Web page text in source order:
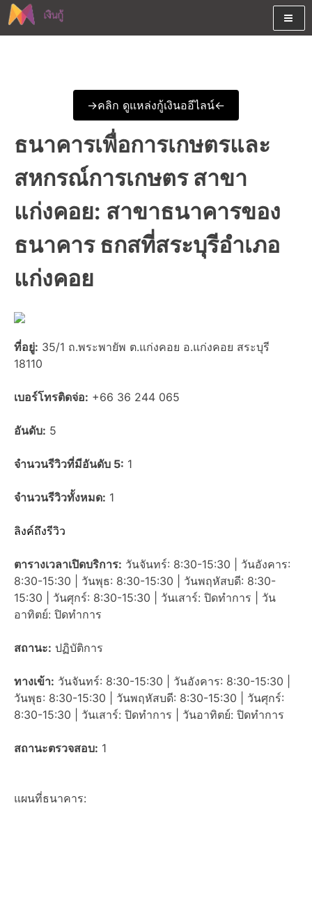
Skip
to
เงินด่วนรับสินเชื่อพร้อมบัตรกด
เงินสด และมีรีไฟแนนซ์ด้วย
->คลิก ดูแหล่งกู้เงินออีไลน์<-
ธนาคารเพื่อการเกษตรและ
สหกรณ์การเกษตร สาขา
แก่งคอย: สาขาธนาคารของ
ธนาคาร ธกสที่สระบุรีอำเภอ
แก่งคอย
ที่อยู่: 35/1 ถ.พระพายัพ ต.แก่งคอย อ.แก่งคอย สระบุรี
18110
เบอร์โทรติดจ่อ: +66 36 244 065
อันดับ: 5
จำนวนรีวิวที่มีอันดับ 5: 1
จำนวนรีวิวทั้งหมด: 1
ลิงค์ถึงรีวิว
ตารางเวลาเปิดบริการ: วันจันทร์: 8:30-15:30 | วันอังคาร:
8:30-15:30 | วันพุธ: 8:30-15:30 | วันพฤหัสบดี: 8:30-
15:30 | วันศุกร์: 8:30-15:30 | วันเสาร์: ปิดทำการ | วัน
อาทิตย์: ปิดทำการ
สถานะ: ปฏิบัติการ
ทางเข้า: วันจันทร์: 8:30-15:30 | วันอังคาร: 8:30-15:30 |
วันพุธ: 8:30-15:30 | วันพฤหัสบดี: 8:30-15:30 | วันศุกร์:
8:30-15:30 | วันเสาร์: ปิดทำการ | วันอาทิตย์: ปิดทำการ
สถานะตรวจสอบ: 1
แผนที่ธนาคาร: